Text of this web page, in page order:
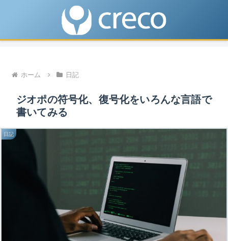
ホーム 日記
ジオポの符号化、復号化をいろんな言語で
書いてみる
日記